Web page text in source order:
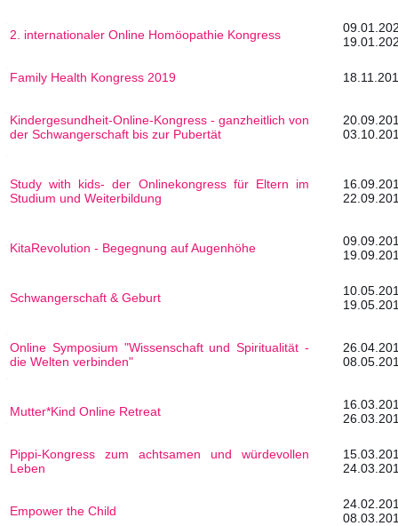
2. internationaler Online Homöopathie Kongress
Family Health Kongress 2019
Kindergesundheit-Online-Kongress - ganzheitlich von
der Schwangerschaft bis zur Pubertät
Study with kids- der Onlinekongress für Eltern im
Studium und Weiterbildung
KitaRevolution - Begegnung auf Augenhöhe
Schwangerschaft & Geburt
Online Symposium "Wissenschaft und Spiritualität -
die Welten verbinden"
Mutter*Kind Online Retreat
Pippi-Kongress zum achtsamen und würdevollen
Leben
Empower the Child